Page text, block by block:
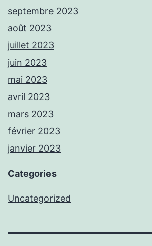
septembre 2023
août 2023
juillet 2023
juin 2023
mai 2023
avril 2023
mars 2023
février 2023
janvier 2023
Categories
Uncategorized